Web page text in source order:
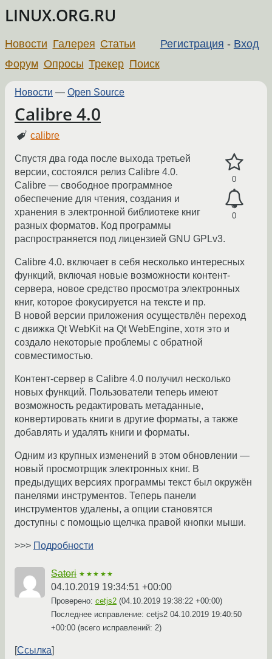
LINUX.ORG.RU
Регистрация - Вход
Новости Галерея Статьи
Форум Опросы Трекер Поиск
Новости — Open Source
Calibre 4.0
calibre
0
0
Спустя два года после выхода третьей
версии, состоялся релиз Calibre 4.0.
Сalibre — свободное программное
обеспечение для чтения, создания и
хранения в электронной библиотеке книг
разных форматов. Код программы
распространяется под лицензией GNU GPLv3.
Calibre 4.0. включает в себя несколько интересных
функций, включая новые возможности контент-
сервера, новое средство просмотра электронных
книг, которое фокусируется на тексте и пр.
В новой версии приложения осуществлён переход
с движка Qt WebKit на Qt WebEngine, хотя это и
создало некоторые проблемы с обратной
совместимостью.
Контент-сервер в Calibre 4.0 получил несколько
новых функций. Пользователи теперь имеют
возможность редактировать метаданные,
конвертировать книги в другие форматы, а также
добавлять и удалять книги и форматы.
Одним из крупных изменений в этом обновлении —
новый просмотрщик электронных книг. В
предыдущих версиях программы текст был окружён
панелями инструментов. Теперь панели
инструментов удалены, а опции становятся
доступны с помощью щелчка правой кнопки мыши.
>>> Подробности
Satori ★★★★★
04.10.2019 19:34:51 +00:00
Проверено: cetjs2 (04.10.2019 19:38:22 +00:00)
Последнее исправление: cetjs2 04.10.2019 19:40:50
+00:00 (всего исправлений: 2)
Ссылка